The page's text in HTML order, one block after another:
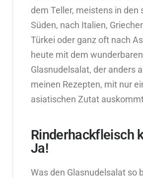
dem Teller, meistens in den
Süden, nach Italien,
Türkei oder ganz oft nach
heute mit dem wunderbaren
Glasnudelsalat, der anders
meinen Rezepten, mit nur
asiatischen Zutat
Rinderhackfleisch
Ja!
Was den Glasnudelsalat so